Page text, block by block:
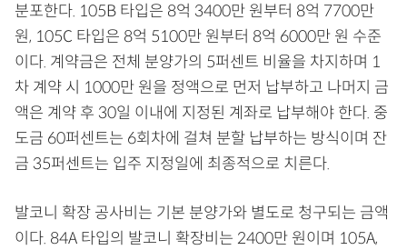
분포한다. 105B 타입은 8억 3400만 원부터 8억 7700만
원, 105C 타입은 8억 5100만 원부터 8억 6000만 원 수준
이다. 계약금은 전체 분양가의 5퍼센트 비율을 차지하며 1
차 계약 시 1000만 원을 정액으로 먼저 납부하고 나머지 금
액은 계약 후 30일 이내에 지정된 계좌로 납부해야 한다. 중
도금 60퍼센트는 6회차에 걸쳐 분할 납부하는 방식이며 잔
금 35퍼센트는 입주 지정일에 최종적으로 치른다.
발코니 확장 공사비는 기본 분양가와 별도로 청구되는 금액
이다. 84A 타입의 발코니 확장비는 2400만 원이며 105A,